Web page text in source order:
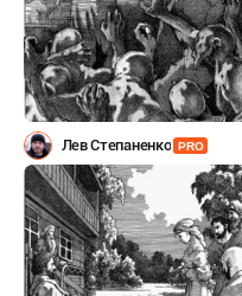
Лев Степаненко PRO